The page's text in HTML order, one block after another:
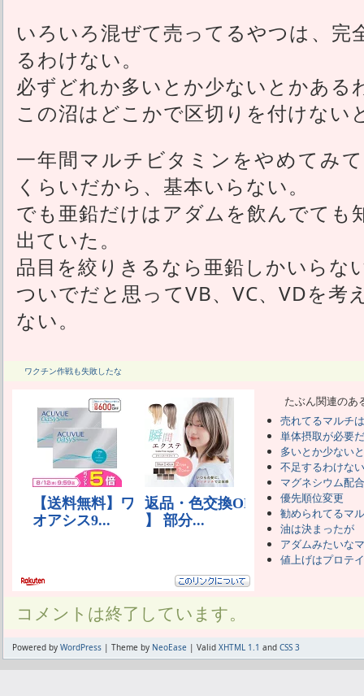
いろいろ混ぜて売ってるやつは、完
るわけない。
必ずどれか多いとか少ないとかある
この沼はどこかで区切りを付けない
一年間マルチビタミンをやめてみ
くらいだから、基本いらない。
でも亜鉛だけはアダムを飲んでても
出ていた。
品目を絞りきるなら亜鉛しかいらな
ついでだと思ってVB、VC、VDを考
ない。
ワクチン作戦も失敗したな
たぶん関連のあ
売れてるマルチ
単体摂取が必要
多いとか少ない
不足するわけな
マグネシウム配
優先順位変更
勧められてるマ
油は決まったが
アダムみたいな
値上げはプロテ
コメントは終了しています。
Powered by WordPress | Theme by NeoEase | Valid XHTML 1.1 and CSS 3